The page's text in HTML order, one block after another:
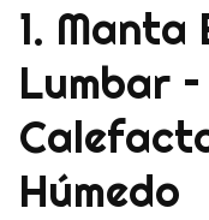
1. Manta
Lumbar
Húmedo